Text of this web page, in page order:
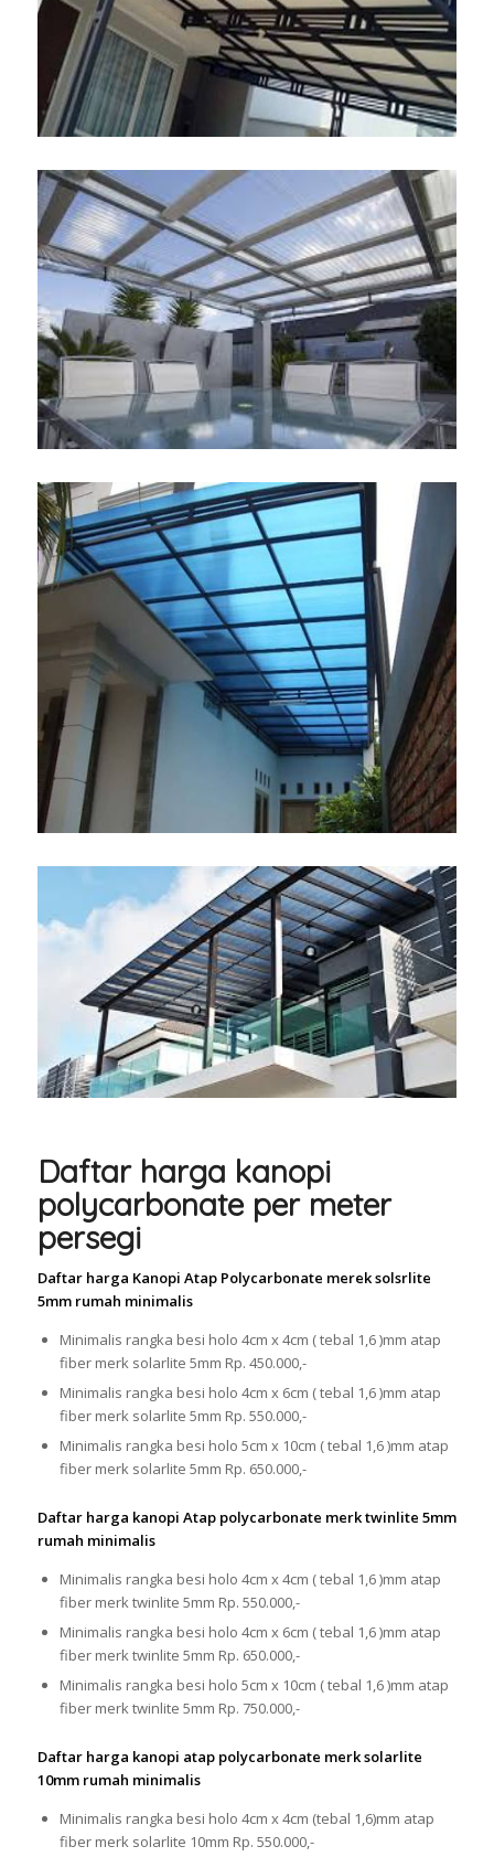
Daftar harga kanopi
polycarbonate per meter
persegi
Daftar harga Kanopi Atap Polycarbonate merek solsrlite
5mm rumah minimalis
Minimalis rangka besi holo 4cm x 4cm ( tebal 1,6 )mm atap
fiber merk solarlite 5mm Rp. 450.000,-
Minimalis rangka besi holo 4cm x 6cm ( tebal 1,6 )mm atap
fiber merk solarlite 5mm Rp. 550.000,-
Minimalis rangka besi holo 5cm x 10cm ( tebal 1,6 )mm atap
fiber merk solarlite 5mm Rp. 650.000,-
Daftar harga kanopi Atap polycarbonate merk twinlite 5mm
rumah minimalis
Minimalis rangka besi holo 4cm x 4cm ( tebal 1,6 )mm atap
fiber merk twinlite 5mm Rp. 550.000,-
Minimalis rangka besi holo 4cm x 6cm ( tebal 1,6 )mm atap
fiber merk twinlite 5mm Rp. 650.000,-
Minimalis rangka besi holo 5cm x 10cm ( tebal 1,6 )mm atap
fiber merk twinlite 5mm Rp. 750.000,-
Daftar harga kanopi atap polycarbonate merk solarlite
10mm rumah minimalis
Minimalis rangka besi holo 4cm x 4cm (tebal 1,6)mm atap
fiber merk solarlite 10mm Rp. 550.000,-